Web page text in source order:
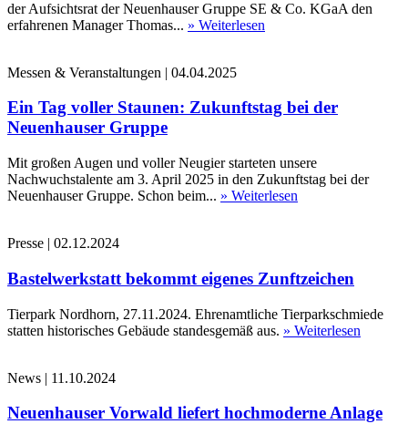
der Aufsichtsrat der Neuenhauser Gruppe SE & Co. KGaA den
erfahrenen Manager Thomas... » Weiterlesen
Messen & Veranstaltungen | 04.04.2025
Ein Tag voller Staunen: Zukunftstag bei der
Neuenhauser Gruppe
Mit großen Augen und voller Neugier starteten unsere
Nachwuchstalente am 3. April 2025 in den Zukunftstag bei der
Neuenhauser Gruppe. Schon beim... » Weiterlesen
Presse | 02.12.2024
Bastelwerkstatt bekommt eigenes Zunftzeichen
Tierpark Nordhorn, 27.11.2024. Ehrenamtliche Tierparkschmiede
statten historisches Gebäude standesgemäß aus. » Weiterlesen
News | 11.10.2024
Neuenhauser Vorwald liefert hochmoderne Anlage